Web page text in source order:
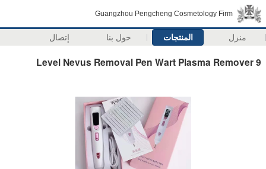
Guangzhou Pengcheng Cosmetology Firm
منزل المنتجات حول بنا إتصال
9 Level Nevus Removal Pen Wart Plasma Remover